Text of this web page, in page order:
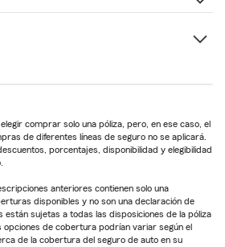
comprar solo una póliza, pero, en ese caso, el
de diferentes líneas de seguro no se aplicará.
porcentajes, disponibilidad y elegibilidad
anteriores contienen solo una
disponibles y no son una declaración de
sujetas a todas las disposiciones de la póliza
opciones de cobertura podrían variar según el
de la cobertura del seguro de auto en su